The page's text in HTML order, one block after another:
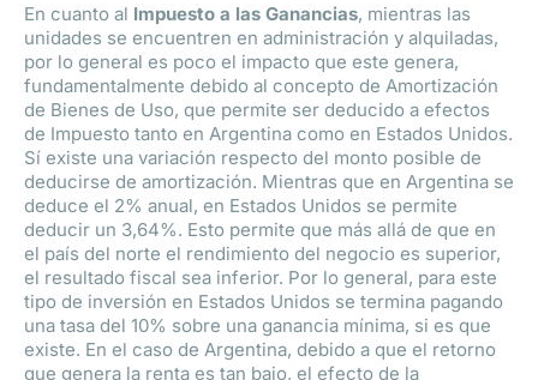
En cuanto al Impuesto a las Ganancias, mientras las
unidades se encuentren en administración y alquiladas,
por lo general es poco el impacto que este genera,
fundamentalmente debido al concepto de Amortización
de Bienes de Uso, que permite ser deducido a efectos
de Impuesto tanto en Argentina como en Estados Unidos.
Sí existe una variación respecto del monto posible de
deducirse de amortización. Mientras que en Argentina se
deduce el 2% anual, en Estados Unidos se permite
deducir un 3,64%. Esto permite que más allá de que en
el país del norte el rendimiento del negocio es superior,
el resultado fiscal sea inferior. Por lo general, para este
tipo de inversión en Estados Unidos se termina pagando
una tasa del 10% sobre una ganancia mínima, si es que
existe. En el caso de Argentina, debido a que el retorno
que genera la renta es tan bajo, el efecto de la